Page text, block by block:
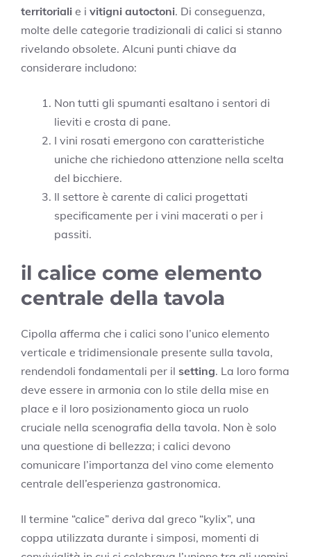
territoriali e i vitigni autoctoni. Di conseguenza,
molte delle categorie tradizionali di calici si stanno
rivelando obsolete. Alcuni punti chiave da
considerare includono:
Non tutti gli spumanti esaltano i sentori di
lieviti e crosta di pane.
I vini rosati emergono con caratteristiche
uniche che richiedono attenzione nella scelta
del bicchiere.
Il settore è carente di calici progettati
specificamente per i vini macerati o per i
passiti.
il calice come elemento
centrale della tavola
Cipolla afferma che i calici sono l’unico elemento
verticale e tridimensionale presente sulla tavola,
rendendoli fondamentali per il setting. La loro forma
deve essere in armonia con lo stile della mise en
place e il loro posizionamento gioca un ruolo
cruciale nella scenografia della tavola. Non è solo
una questione di bellezza; i calici devono
comunicare l’importanza del vino come elemento
centrale dell’esperienza gastronomica.
Il termine “calice” deriva dal greco “kylix”, una
coppa utilizzata durante i simposi, momenti di